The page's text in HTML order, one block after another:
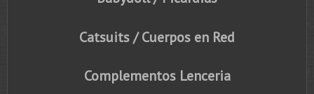
Catsuits / Cuerpos en Red
Complementos Lenceria